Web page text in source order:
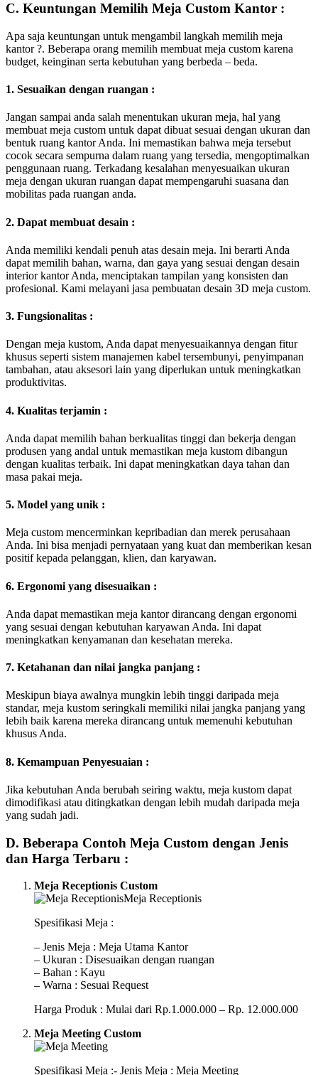
C. Keuntungan Memilih Meja Custom Kantor :
Apa saja keuntungan untuk mengambil langkah memilih meja
kantor ?. Beberapa orang memilih membuat meja custom karena
budget, keinginan serta kebutuhan yang berbeda – beda.
1. Sesuaikan dengan ruangan :
Jangan sampai anda salah menentukan ukuran meja, hal yang
membuat meja custom untuk dapat dibuat sesuai dengan ukuran dan
bentuk ruang kantor Anda. Ini memastikan bahwa meja tersebut
cocok secara sempurna dalam ruang yang tersedia, mengoptimalkan
penggunaan ruang. Terkadang kesalahan menyesuaikan ukuran
meja dengan ukuran ruangan dapat mempengaruhi suasana dan
mobilitas pada ruangan anda.
2. Dapat membuat desain :
Anda memiliki kendali penuh atas desain meja. Ini berarti Anda
dapat memilih bahan, warna, dan gaya yang sesuai dengan desain
interior kantor Anda, menciptakan tampilan yang konsisten dan
profesional. Kami melayani jasa pembuatan desain 3D meja custom.
3. Fungsionalitas :
Dengan meja kustom, Anda dapat menyesuaikannya dengan fitur
khusus seperti sistem manajemen kabel tersembunyi, penyimpanan
tambahan, atau aksesori lain yang diperlukan untuk meningkatkan
produktivitas.
4. Kualitas terjamin :
Anda dapat memilih bahan berkualitas tinggi dan bekerja dengan
produsen yang andal untuk memastikan meja kustom dibangun
dengan kualitas terbaik. Ini dapat meningkatkan daya tahan dan
masa pakai meja.
5. Model yang unik :
Meja custom mencerminkan kepribadian dan merek perusahaan
Anda. Ini bisa menjadi pernyataan yang kuat dan memberikan kesan
positif kepada pelanggan, klien, dan karyawan.
6. Ergonomi yang disesuaikan :
Anda dapat memastikan meja kantor dirancang dengan ergonomi
yang sesuai dengan kebutuhan karyawan Anda. Ini dapat
meningkatkan kenyamanan dan kesehatan mereka.
7. Ketahanan dan nilai jangka panjang :
Meskipun biaya awalnya mungkin lebih tinggi daripada meja
standar, meja kustom seringkali memiliki nilai jangka panjang yang
lebih baik karena mereka dirancang untuk memenuhi kebutuhan
khusus Anda.
8. Kemampuan Penyesuaian :
Jika kebutuhan Anda berubah seiring waktu, meja kustom dapat
dimodifikasi atau ditingkatkan dengan lebih mudah daripada meja
yang sudah jadi.
D. Beberapa Contoh Meja Custom dengan Jenis
dan Harga Terbaru :
Meja Receptionis Custom
Spesifikasi Meja :
– Jenis Meja : Meja Utama Kantor
– Ukuran : Disesuaikan dengan ruangan
– Bahan : Kayu
– Warna : Sesuai Request
Harga Produk : Mulai dari Rp.1.000.000 – Rp. 12.000.000
Meja Meeting Custom
Spesifikasi Meja :- Jenis Meja : Meja Meeting